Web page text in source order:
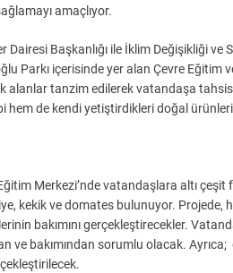
amaçlıyor.
Başkanlığı ile İklim Değişikliği ve
Parkı içerisinde yer alan Çevre
alanlar tanzim edilerek vatandaşa
hem de kendi yetiştirdikleri doğal
Merkezi’nde vatandaşlara altı çeşit
kekik ve domates bulunuyor.
bakımını gerçekleştirecekler.
ve bakımından sorumlu olacak.